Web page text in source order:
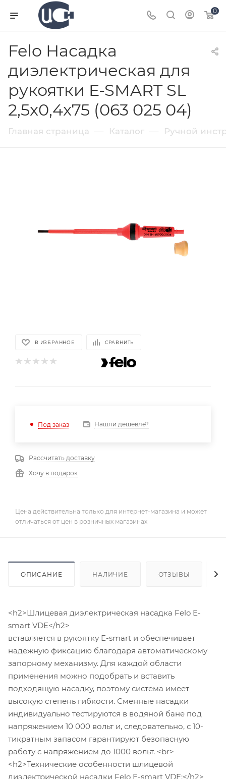
0
Felo Насадка
диэлектрическая для
рукоятки E-SMART SL
2,5x0,4x75 (063 025 04)
Главная страница Каталог Ручной
В ИЗБРАННОЕ СРАВНИТЬ
Под заказ Нашли дешевле?
Рассчитать доставку
Хочу в подарок
Цена действительна только для интернет-магазина и может
отличаться от цен в розничных магазинах
ОПИСАНИЕ НАЛИЧИЕ ОТЗЫВЫ
<h2>Шлицевая диэлектрическая насадка Felo E-
smart VDE</h2>
вставляется в рукоятку E-smart и обеспечивает
надежную фиксацию благодаря автоматическому
запорному механизму. Для каждой области
применения можно подобрать и вставить
подходящую насадку, поэтому система имеет
высокую степень гибкости. Сменные насадки
индивидуально тестируются в водяной бане под
напряжением 10 000 вольт и, следовательно, с 10-
тикратным запасом гарантируют безопасную
работу с напряжением до 1000 вольт. <br>
<h2>Технические особенности шлицевой
диэлектрической насадки Felo E-smart VDE:</h2>